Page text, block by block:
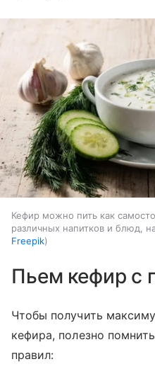
Кефир можно пить как
различных напитков и блюд,
Freepik
Пьем кефир с
Чтобы получить
кефира, полезно
правил: